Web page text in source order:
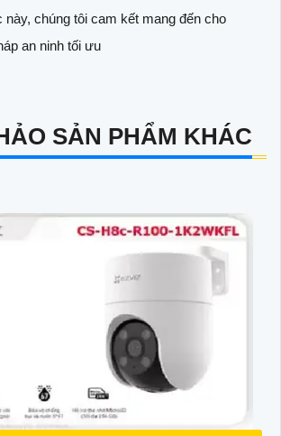
này, chúng tôi cam kết mang đến cho
an ninh tối ưu
SẢN PHẨM KHÁC